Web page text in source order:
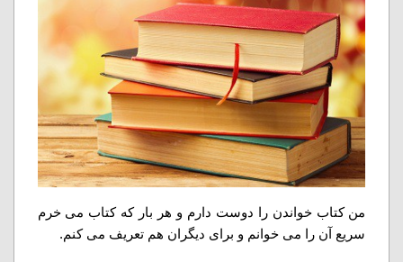
من کتاب خواندن را دوست دارم و هر بار که کتاب می خرم
سریع آن را می خوانم و برای دیگران هم تعریف می کنم.